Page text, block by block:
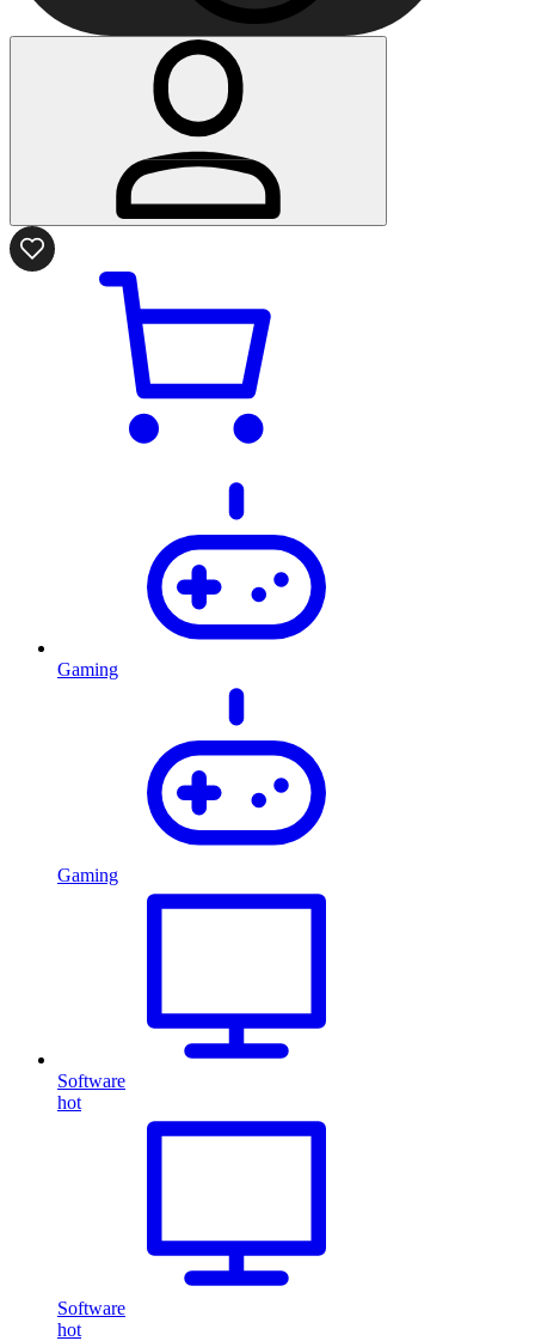
Gaming
Gaming
Software
hot
Software
hot